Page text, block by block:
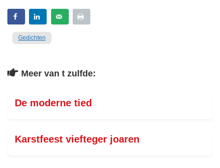
Gedichten
Meer van t zulfde:
De moderne tied
Karstfeest viefteger joaren